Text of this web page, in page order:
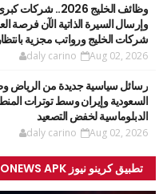
وظائف الخليج
وإرسال السيرة الذاتية الآن
شركات الخليج ورواتب مجزية
daly carino Aug 02, 2026
رسائل سياسية جديدة من الرياض
السعودية وإيران وسط توترات
الدبلوماسية لخفض التصعيد
daly carino Aug 02, 2026
تطبيق كرينو نيوز CARINONEWS APK